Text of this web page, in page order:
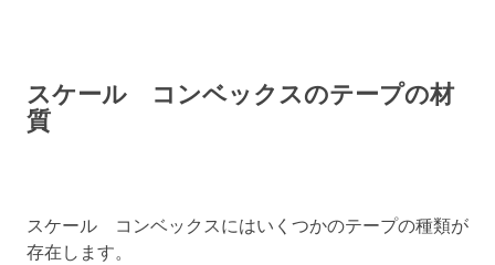
スケール コンベックスのテープの材
質
スケール コンベックスにはいくつかのテープの種類が
存在します。